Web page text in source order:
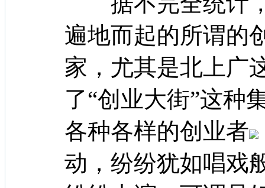
遍地而起的所谓的
家，尤其是北上广
了“创业大街”这种
各种各样的创业者
动，纷纷犹如唱戏